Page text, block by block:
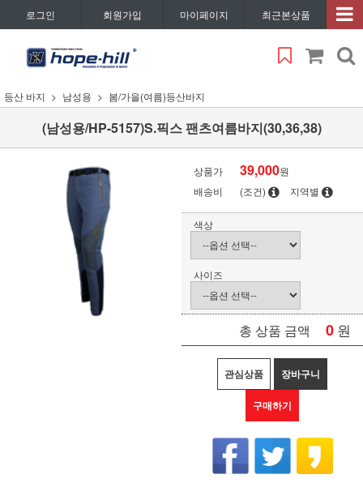
로그인 회원가입 마이페이지 최근본상품
등산 바지 남성용 봄/가을(여름)등산바지
(남성용/HP-5157)S.픽스 팬츠여름바지(30,36,38)
상품가 39,000원
배송비
(조건) 지역별
색상
사이즈
총 상품 금액 0 원
관심상품 장바구니
구매하기